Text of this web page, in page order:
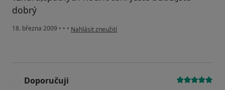
dobrý
18. března 2009 • • • podle názoru uživatele mongelina
Nahlásit zneužití
Doporučuji